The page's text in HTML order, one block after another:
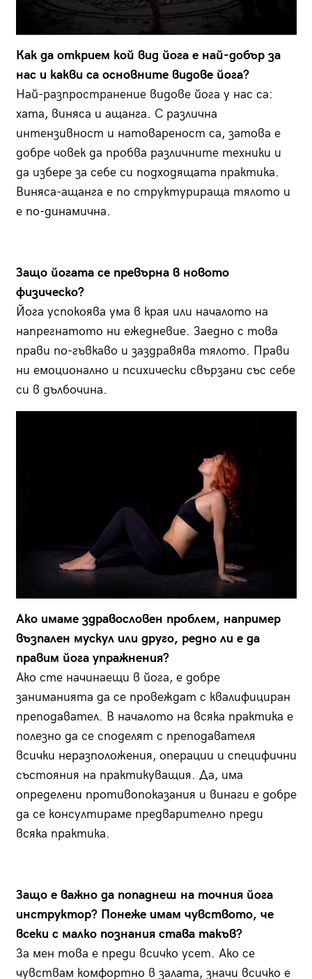
Как да открием кой вид йога е най-добър за
нас и какви са основните видове йога?
Най-разпространение видове йога у нас са:
хата, виняса и ащанга. С различна
интензивност и натовареност са, затова е
добре човек да пробва различните техники и
да избере за себе си подходящата практика.
Виняса-ащанга е по структурираща тялото и
е по-динамична.
Защо йогата се превърна в новото
физическо?
Йога успокоява ума в края или началото на
напрегнатото ни ежедневие. Заедно с това
прави по-гъвкаво и заздравява тялото. Прави
ни емоционално и психически свързани със себе
си в дълбочина.
Ако имаме здравословен проблем, например
възпален мускул или друго, редно ли е да
правим йога упражнения?
Ако сте начинаещи в йога, е добре
заниманията да се провеждат с квалифициран
преподавател. В началото на всяка практика е
полезно да се споделят с преподавателя
всички неразположения, операции и специфични
състояния на практикуващия. Да, има
определени противопоказания и винаги е добре
да се консултираме предварително преди
всяка практика.
Защо е важно да попаднеш на точния йога
инструктор? Понеже имам чувството, че
всеки с малко познания става такъв?
За мен това е преди всичко усет. Ако се
чувствам комфортно в залата, значи всичко е